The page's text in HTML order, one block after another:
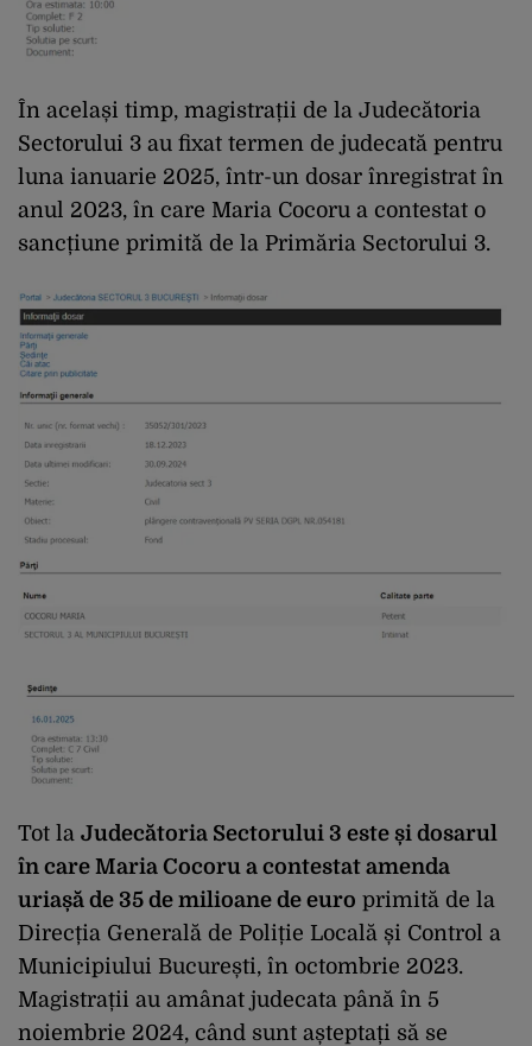
În același timp, magistrații de la Judecătoria
Sectorului 3 au fixat termen de judecată pentru
luna ianuarie 2025, într-un dosar înregistrat în
anul 2023, în care Maria Cocoru a contestat o
sancțiune primită de la Primăria Sectorului 3.
Tot la Judecătoria Sectorului 3 este și dosarul
în care Maria Cocoru a contestat amenda
uriașă de 35 de milioane de euro primită de la
Direcția Generală de Poliție Locală și Control a
Municipiului București, în octombrie 2023.
Magistrații au amânat judecata până în 5
noiembrie 2024, când sunt așteptați să se